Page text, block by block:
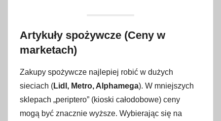
Artykuły spożywcze (Ceny w
marketach)
Zakupy spożywcze najlepiej robić w dużych
sieciach (Lidl, Metro, Alphamega). W mniejszych
sklepach „periptero” (kioski całodobowe) ceny
mogą być znacznie wyższe. Wybierając się na